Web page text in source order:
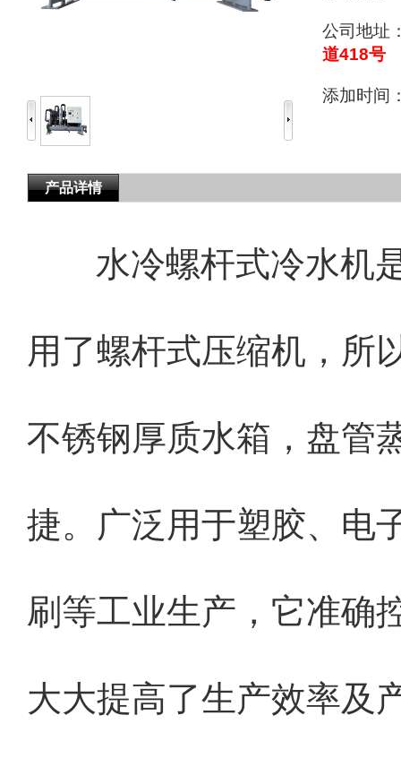
公司地址
道418号
添加时间
产品详情
水冷螺杆式冷水机
用了螺杆式压缩机，所
不锈钢厚质水箱，盘管
捷。广泛用于塑胶、电
刷等工业生产，它准确
大大提高了生产效率及